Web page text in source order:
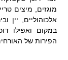
מוגזים, מיצים
אלכוהוליים, יין
במקום ואפילו
הפירות של